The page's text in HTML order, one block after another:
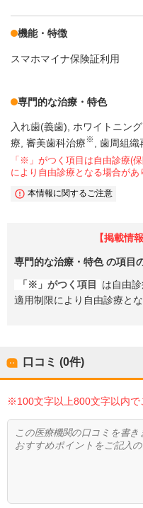
機能・特徴
スマホマイナ保険証利用
専門的な治療・特色
入れ歯(義歯) ホワイトニング
療 審美歯科治療※ 歯周組織
「※」がつく項目は自由診療(
により自由診療となる場合があ
本情報に関するご注意
【掲載情
専門的な治療・特色の項目の
「※」がつく項目
は自由
適用制限により自由診療と
口コミ (0件)
※100文字以上800文字以内で